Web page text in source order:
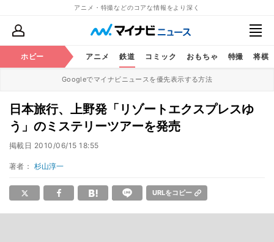
アニメ・特撮などのコアな情報をより深く
ホビー アニメ 鉄道 コミック おもちゃ 特撮 将棋
Googleでマイナビニュースを優先表示する方法
日本旅行、上野発「リゾートエクスプレスゆ
う」のミステリーツアーを発売
掲載日 2010/06/15 18:55
著者： 杉山淳一
URLをコピー